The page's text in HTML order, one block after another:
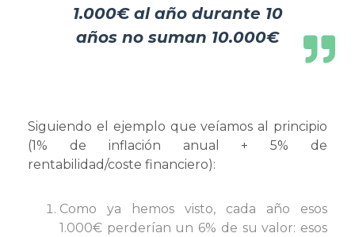
1.000€ al año durante 10
años no suman 10.000€
Siguiendo el ejemplo que veíamos al principio
(1% de inflación anual + 5% de
rentabilidad/coste financiero):
Como ya hemos visto, cada año esos
1.000€ perderían un 6% de su valor: esos